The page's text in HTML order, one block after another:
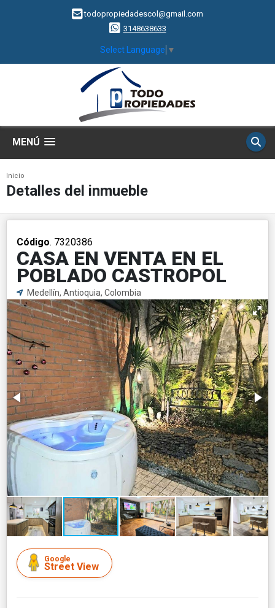
todopropiedadescol@gmail.com
3148638633
Select Language ▼
MENÚ
Inicio
Detalles del inmueble
Código. 7320386
CASA EN VENTA EN EL
POBLADO CASTROPOL
Medellín, Antioquia, Colombia
Google
Street View